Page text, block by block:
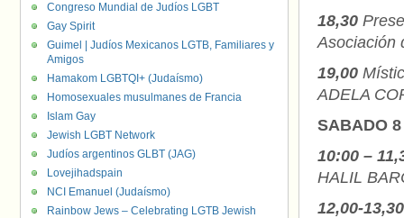
18,30
Asociación
19,00
ADELA
SABADO
10:00 –
HALIL
12,00-
Congreso Mundial de Judíos LGBT
Gay Spirit
Guimel | Judíos Mexicanos LGTB, Familiares y
Amigos
Hamakom LGBTQI+ (Judaísmo)
Homosexuales musulmanes de Francia
Islam Gay
Jewish LGBT Network
Judíos argentinos GLBT (JAG)
Lovejihadspain
NCI Emanuel (Judaísmo)
Rainbow Jews – Celebrating LGTB Jewish